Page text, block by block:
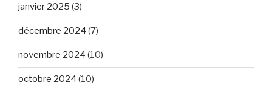
janvier 2025 (3)
décembre 2024 (7)
novembre 2024 (10)
octobre 2024 (10)